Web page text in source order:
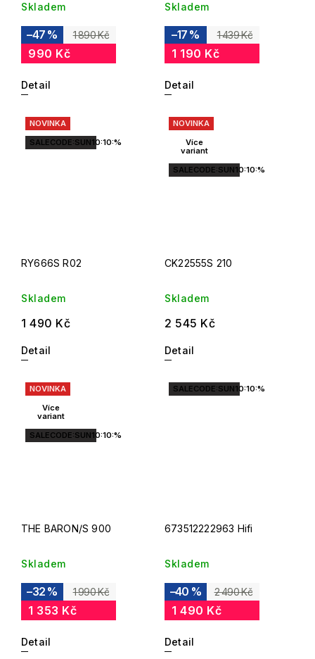
Skladem
1 890 Kč
–47 %
990 Kč
Detail
Skladem
1 439 Kč
–17 %
1 190 Kč
Detail
NOVINKA
SALECODE:SUN10:10:%
RY666S R02
Skladem
1 490 Kč
Detail
NOVINKA
Více
variant
SALECODE:SUN10:10:%
CK22555S 210
Skladem
2 545 Kč
Detail
NOVINKA
Více
variant
SALECODE:SUN10:10:%
THE BARON/S 900
Skladem
1 990 Kč
–32 %
1 353 Kč
Detail
SALECODE:SUN10:10:%
673512222963 Hifi
Skladem
2 490 Kč
–40 %
1 490 Kč
Detail